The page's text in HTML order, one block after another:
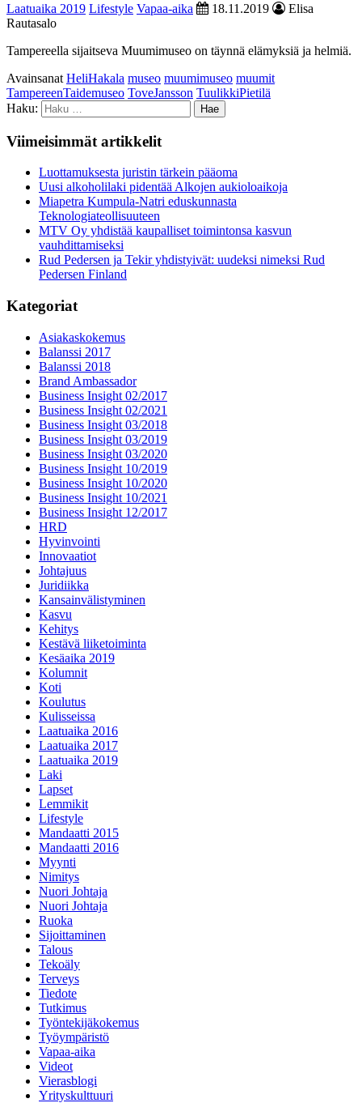
Laatuaika 2019 Lifestyle Vapaa-aika 18.11.2019
Elisa
Rautasalo
Tampereella sijaitseva Muumimuseo on täynnä elämyksiä ja helmiä.
Avainsanat HeliHakala museo muumimuseo muumit
TampereenTaidemuseo ToveJansson TuulikkiPietilä
Haku:
Viimeisimmät artikkelit
Luottamuksesta juristin tärkein pääoma
Uusi alkoholilaki pidentää Alkojen aukioloaikoja
Miapetra Kumpula-Natri eduskunnasta
Teknologiateollisuuteen
MTV Oy yhdistää kaupalliset toimintonsa kasvun
vauhdittamiseksi
Rud Pedersen ja Tekir yhdistyivät: uudeksi nimeksi Rud
Pedersen Finland
Kategoriat
Asiakaskokemus
Balanssi 2017
Balanssi 2018
Brand Ambassador
Business Insight 02/2017
Business Insight 02/2021
Business Insight 03/2018
Business Insight 03/2019
Business Insight 03/2020
Business Insight 10/2019
Business Insight 10/2020
Business Insight 10/2021
Business Insight 12/2017
HRD
Hyvinvointi
Innovaatiot
Johtajuus
Juridiikka
Kansainvälistyminen
Kasvu
Kehitys
Kestävä liiketoiminta
Kesäaika 2019
Kolumnit
Koti
Koulutus
Kulisseissa
Laatuaika 2016
Laatuaika 2017
Laatuaika 2019
Laki
Lapset
Lemmikit
Lifestyle
Mandaatti 2015
Mandaatti 2016
Myynti
Nimitys
Nuori Johtaja
Nuori Johtaja
Ruoka
Sijoittaminen
Talous
Tekoäly
Terveys
Tiedote
Tutkimus
Työntekijäkokemus
Työympäristö
Vapaa-aika
Videot
Vierasblogi
Yrityskulttuuri